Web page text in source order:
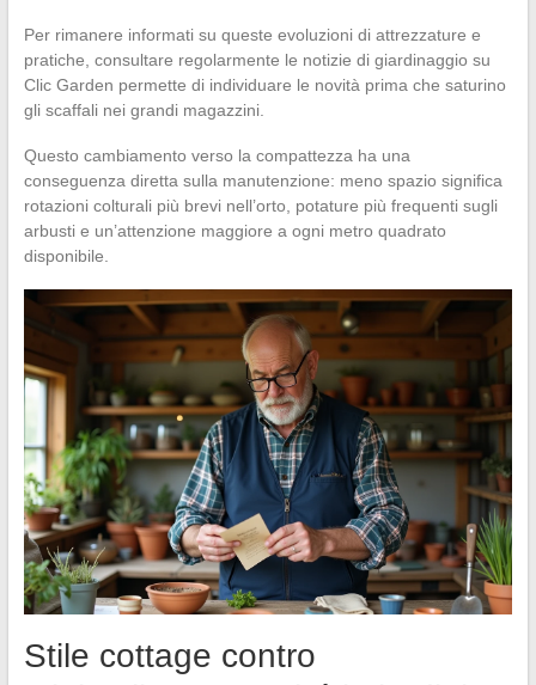
Per rimanere informati su queste evoluzioni di attrezzature e
pratiche, consultare regolarmente le notizie di giardinaggio su
Clic Garden permette di individuare le novità prima che saturino
gli scaffali nei grandi magazzini.
Questo cambiamento verso la compattezza ha una
conseguenza diretta sulla manutenzione: meno spazio significa
rotazioni colturali più brevi nell’orto, potature più frequenti sugli
arbusti e un’attenzione maggiore a ogni metro quadrato
disponibile.
Stile cottage contro